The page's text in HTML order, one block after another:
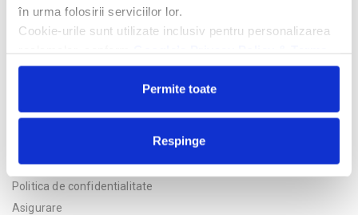
în urma folosirii serviciilor lor.
Cookie-urile sunt utilizate inclusiv pentru personalizarea
Permite toate
Respinge
Masa: All Inclusive.
Cere oferta personalizata
Politica de confidentialitate
Asigurare